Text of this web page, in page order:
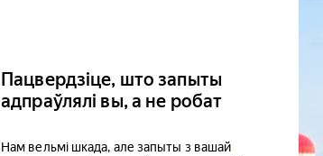
Пацвердзіце, што запыты
адпраўлялі вы, а не робат
Нам вельмі шкада, але запыты з вашай